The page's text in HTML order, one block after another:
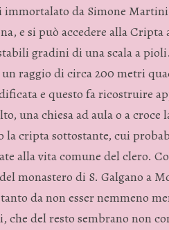
da Simone
e si può accedere alla
gradini di una scala a
raggio di circa 200 metri
e questo fa ricostruire
una chiesa ad aula o a croce
la cripta sottostante, cui
alla vita comune del clero.
monastero di S. Galgano a
da non esser nemmeno
che del resto sembrano non